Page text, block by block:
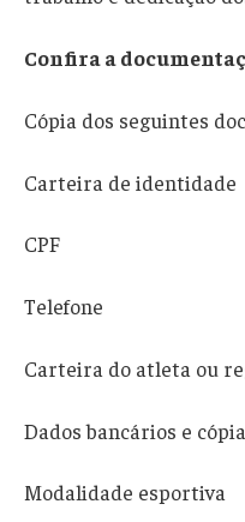
Confira a
Cópia dos seguintes
Carteira de identidade
CPF
Telefone
Carteira do atleta ou
Dados bancários e
Modalidade esportiva